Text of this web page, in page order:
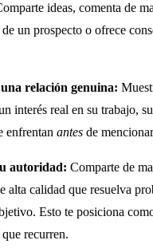
ideas, comenta de
un prospecto o ofrece
relación genuina:
interés real en su trabajo,
enfrentan antes de
autoridad: Comparte de
alta calidad que resuelva
Esto te posiciona
recurren.